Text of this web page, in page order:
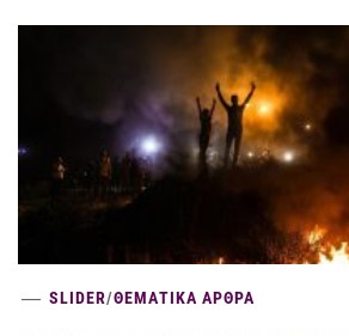
SLIDER/ΘΕΜΑΤΙΚΑ ΑΡΘΡΑ